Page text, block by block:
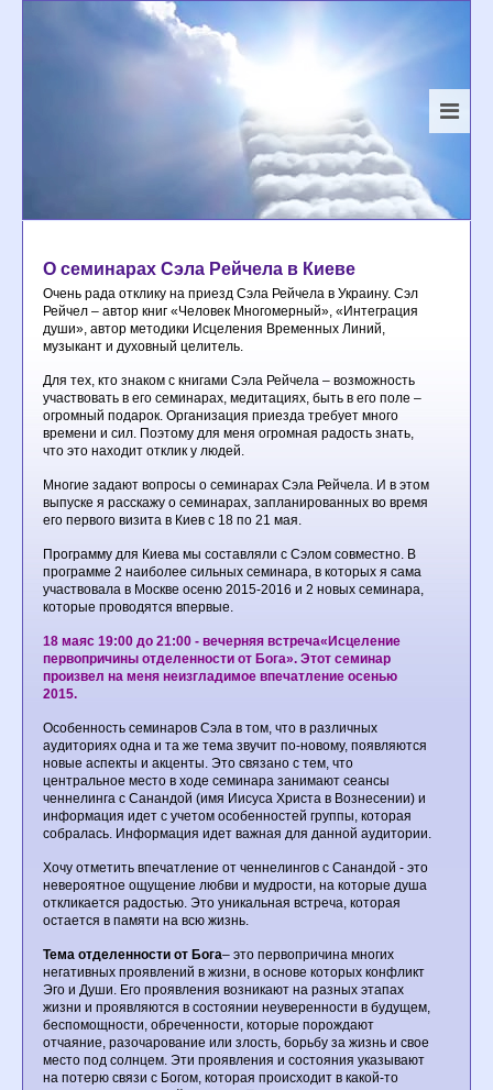
О семинарах Сэла Рейчела в Киеве
Очень рада отклику на приезд Сэла Рейчела в Украину. Сэл
Рейчел – автор книг «Человек Многомерный», «Интеграция
души», автор методики Исцеления Временных Линий,
музыкант и духовный целитель.
Для тех, кто знаком с книгами Сэла Рейчела – возможность
участвовать в его семинарах, медитациях, быть в его поле –
огромный подарок. Организация приезда требует много
времени и сил. Поэтому для меня огромная радость знать,
что это находит отклик у людей.
Многие задают вопросы о семинарах Сэла Рейчела. И в этом
выпуске я расскажу о семинарах, запланированных во время
его первого визита в Киев с 18 по 21 мая.
Программу для Киева мы составляли с Сэлом совместно. В
программе 2 наиболее сильных семинара, в которых я сама
участвовала в Москве осеню 2015-2016 и 2 новых семинара,
которые проводятся впервые.
18 маяс 19:00 до 21:00 - вечерняя встреча« Исцеление
первопричины отделенности от Бога». Этот семинар
произвел на меня неизгладимое впечатление осенью
2015.
Особенность семинаров Сэла в том, что в различных
аудиториях одна и та же тема звучит по-новому, появляются
новые аспекты и акценты. Это связано с тем, что
центральное место в ходе семинара занимают сеансы
ченнелинга с Санандой (имя Иисуса Христа в Вознесении) и
информация идет с учетом особенностей группы, которая
собралась. Информация идет важная для данной аудитории.
Хочу отметить впечатление от ченнелингов с Санандой - это
невероятное ощущение любви и мудрости, на которые душа
откликается радостью. Это уникальная встреча, которая
остается в памяти на всю жизнь.
Тема отделенности от Бога– это первопричина многих
негативных проявлений в жизни, в основе которых конфликт
Эго и Души. Его проявления возникают на разных этапах
жизни и проявляются в состоянии неуверенности в будущем,
беспомощности, обреченности, которые порождают
отчаяние, разочарование или злость, борьбу за жизнь и свое
место под солнцем. Эти проявления и состояния указывают
на потерю связи с Богом, которая происходит в какой-то